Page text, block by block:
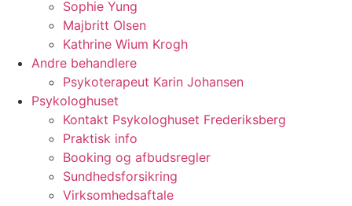
Sophie Yung
Majbritt Olsen
Kathrine Wium Krogh
Andre behandlere
Psykoterapeut Karin Johansen
Psykologhuset
Kontakt Psykologhuset Frederiksberg
Praktisk info
Booking og afbudsregler
Sundhedsforsikring
Virksomhedsaftale